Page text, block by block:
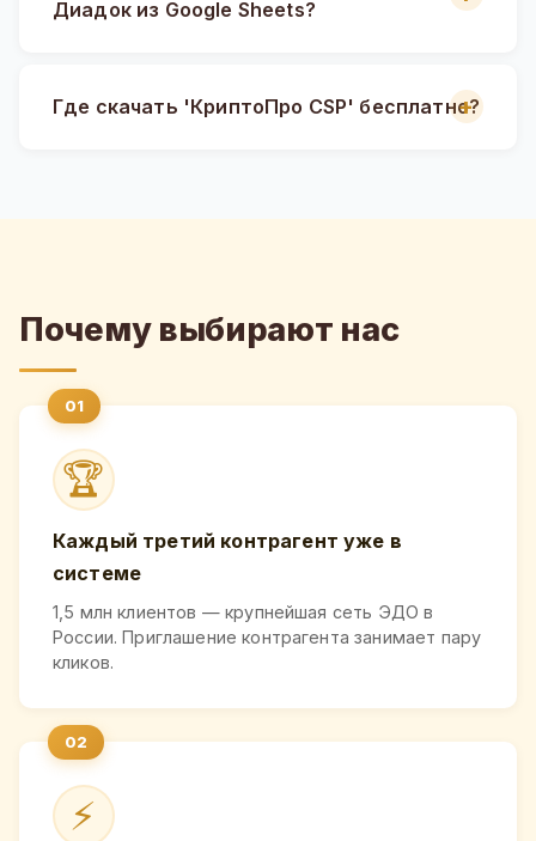
Диадок из Google Sheets?
Где скачать 'КриптоПро CSP' бесплатно?
Почему выбирают нас
🏆
Каждый третий контрагент уже в
системе
1,5 млн клиентов — крупнейшая сеть ЭДО в
России. Приглашение контрагента занимает пару
кликов.
⚡